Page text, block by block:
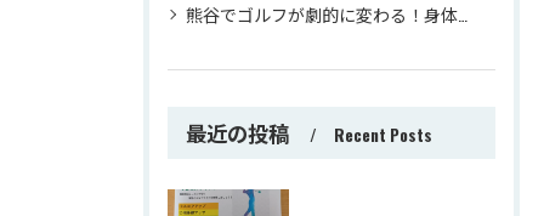
熊谷でゴルフが劇的に変わる！身体のプロが教えるマンツーマンレッスンでスコアアップ
最近の投稿 Recent Posts